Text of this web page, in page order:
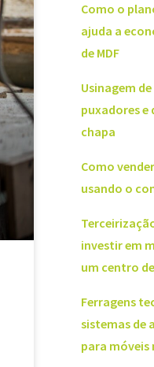
Como o
ajuda a
de MDF
Usinagem
puxadores e
chapa
Como
usando o
investir em
um centro
Ferragens
sistemas de
para móveis